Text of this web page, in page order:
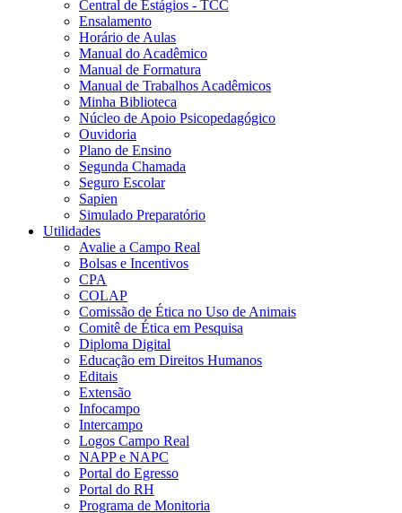
Central de Estágios - TCC
Ensalamento
Horário de Aulas
Manual do Acadêmico
Manual de Formatura
Manual de Trabalhos Acadêmicos
Minha Biblioteca
Núcleo de Apoio Psicopedagógico
Ouvidoria
Plano de Ensino
Segunda Chamada
Seguro Escolar
Sapien
Simulado Preparatório
Utilidades
Avalie a Campo Real
Bolsas e Incentivos
CPA
COLAP
Comissão de Ética no Uso de Animais
Comitê de Ética em Pesquisa
Diploma Digital
Educação em Direitos Humanos
Editais
Extensão
Infocampo
Intercampo
Logos Campo Real
NAPP e NAPC
Portal do Egresso
Portal do RH
Programa de Monitoria